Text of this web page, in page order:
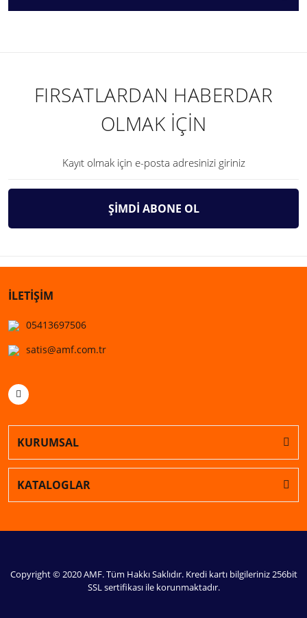
FIRSATLARDAN HABERDAR
OLMAK İÇİN
ŞİMDİ ABONE OL
İLETİŞİM
05413697506
satis@amf.com.tr
KURUMSAL
KATALOGLAR
Copyright © 2020 AMF. Tüm Hakkı Saklıdır. Kredi kartı bilgileriniz 256bit
SSL sertifikası ile korunmaktadır.